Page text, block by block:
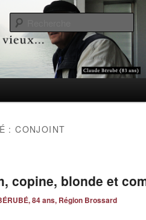
vieux…
:CONJOINT
copine, blonde et
84 ans, Région Brossard